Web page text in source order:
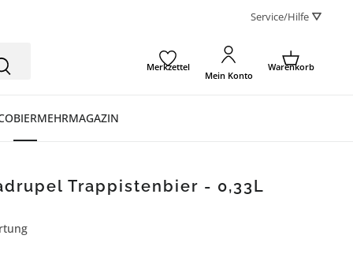
Service/Hilfe ⛛
Merkzettel
Mein Konto
Warenkorb
BIERMEHRMAGAZIN
Trappistenbier - 0,33L